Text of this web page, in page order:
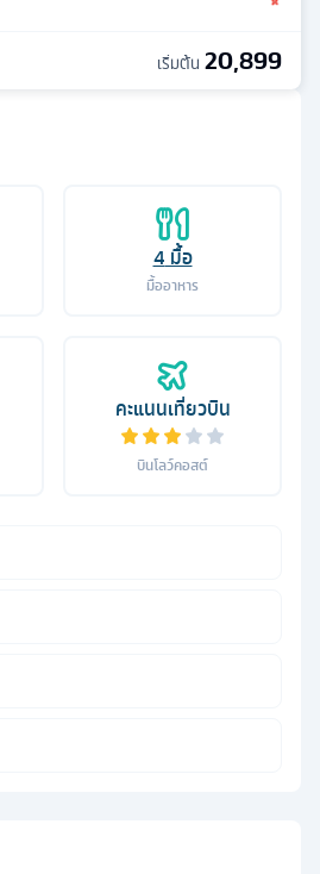
4 มื้อ
มื้ออาหาร
คะแนนเที่ยวบิน
บินโลว์คอสต์
เริ่มต้น 20,899